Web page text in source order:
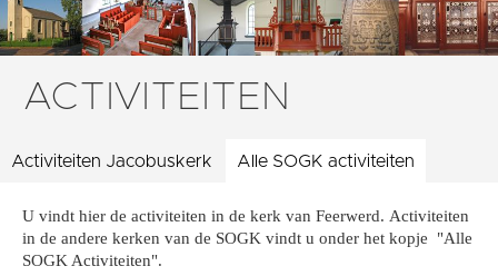
Home
Algemeen
Historie
Activiteiten
Contact
Vaktaal
ACTIVITEITEN
Activiteiten Jacobuskerk Alle SOGK activiteiten
U vindt hier de activiteiten in de kerk van Feerwerd. Activiteiten
in de andere kerken van de SOGK vindt u onder het kopje "Alle
SOGK Activiteiten".